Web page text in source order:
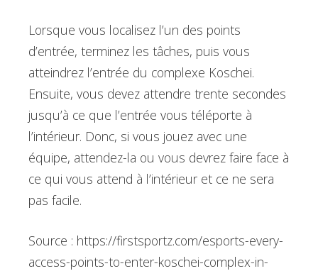
Lorsque vous localisez l’un des points
d’entrée, terminez les tâches, puis vous
atteindrez l’entrée du complexe Koschei.
Ensuite, vous devez attendre trente secondes
jusqu’à ce que l’entrée vous téléporte à
l’intérieur. Donc, si vous jouez avec une
équipe, attendez-la ou vous devrez faire face à
ce qui vous attend à l’intérieur et ce ne sera
pas facile.
Source : https://firstsportz.com/esports-every-
access-points-to-enter-koschei-complex-in-